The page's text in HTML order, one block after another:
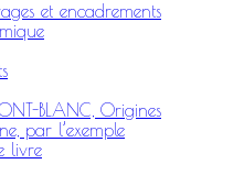
et encadrements
BLANC, Origines
par l’exemple
livre